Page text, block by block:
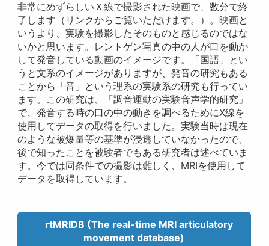
非常にめずらしいＸ線で撮影された映画で、数分で終
了します（リンクからご覧いただけます。）。映画と
いうより、実験を撮影したそのものと感じるのではな
いかと思います。レントゲン写真の中の人が口を動か
して発音している動画のイメージです。「国語」とい
うと文系のイメージがありますが、発音の研究もある
ことから「音」という理系の実験系の研究も行ってい
ます。この研究は、「調音運動の実験音声学的研究」
で、発音する時の口の中の動きを調べるためにX線を
使用してデータの取得を行いました。実験当時は現在
のような被爆量等の基準が浸透していなかったので、
後で知ったことを被験者でもある研究者は述べていま
す。今では同条件での撮影は難しく、MRIを使用して
データを取得しています。
rtMRIDB (The real-time MRI articulatory
movement database)